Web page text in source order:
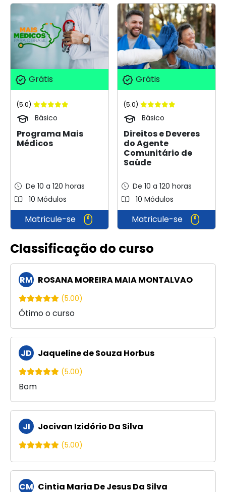
Grátis
(5.0)
Básico
Programa Mais
Médicos
De 10 a 120 horas
10 Módulos
Matricule-se
Grátis
(5.0)
Básico
Direitos e Deveres
do Agente
Comunitário de
Saúde
De 10 a 120 horas
10 Módulos
Matricule-se
Classificação do curso
RM ROSANA MOREIRA MAIA MONTALVAO
(5.00)
Ótimo o curso
JD Jaqueline de Souza Horbus
(5.00)
Bom
JI Jocivan Izidório Da Silva
(5.00)
CM Cintia Maria De Jesus Da Silva